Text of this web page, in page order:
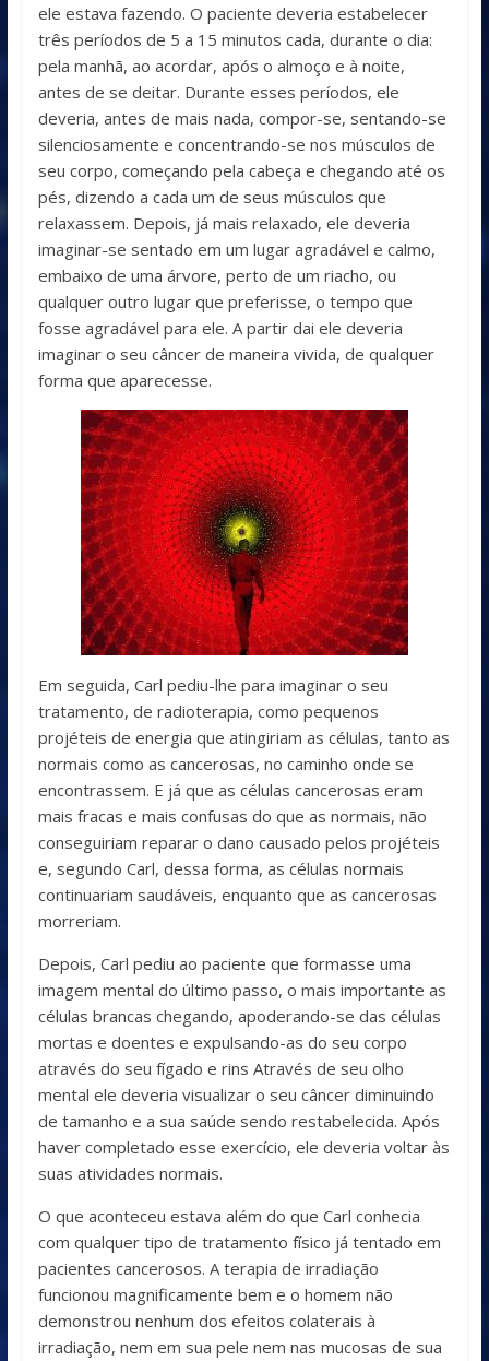
ele estava fazendo. O paciente deveria estabelecer
três períodos de 5 a 15 minutos cada, durante o dia:
pela manhã, ao acordar, após o almoço e à noite,
antes de se deitar. Durante esses períodos, ele
deveria, antes de mais nada, compor-se, sentando-se
silenciosamente e concentrando-se nos músculos de
seu corpo, começando pela cabeça e chegando até os
pés, dizendo a cada um de seus músculos que
relaxassem. Depois, já mais relaxado, ele deveria
imaginar-se sentado em um lugar agradável e calmo,
embaixo de uma árvore, perto de um riacho, ou
qualquer outro lugar que preferisse, o tempo que
fosse agradável para ele. A partir dai ele deveria
imaginar o seu câncer de maneira vivida, de qualquer
forma que aparecesse.
Em seguida, Carl pediu-lhe para imaginar o seu
tratamento, de radioterapia, como pequenos
projéteis de energia que atingiriam as células, tanto as
normais como as cancerosas, no caminho onde se
encontrassem. E já que as células cancerosas eram
mais fracas e mais confusas do que as normais, não
conseguiriam reparar o dano causado pelos projéteis
e, segundo Carl, dessa forma, as células normais
continuariam saudáveis, enquanto que as cancerosas
morreriam.
Depois, Carl pediu ao paciente que formasse uma
imagem mental do último passo, o mais importante as
células brancas chegando, apoderando-se das células
mortas e doentes e expulsando-as do seu corpo
através do seu fígado e rins Através de seu olho
mental ele deveria visualizar o seu câncer diminuindo
de tamanho e a sua saúde sendo restabelecida. Após
haver completado esse exercício, ele deveria voltar às
suas atividades normais.
O que aconteceu estava além do que Carl conhecia
com qualquer tipo de tratamento físico já tentado em
pacientes cancerosos. A terapia de irradiação
funcionou magnificamente bem e o homem não
demonstrou nenhum dos efeitos colaterais à
irradiação, nem em sua pele nem nas mucosas de sua